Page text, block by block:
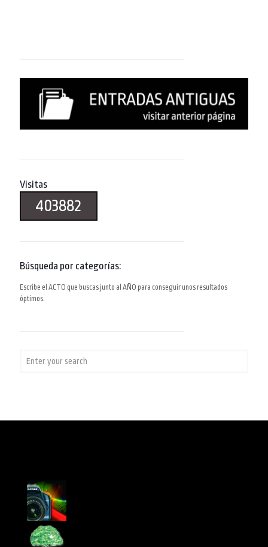
Visitas
403882
Búsqueda por categorías:
Escribe el ACTO que buscas junto al AÑO para conseguir unos resultados
óptimos.